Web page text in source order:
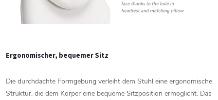
Ergonomischer, bequemerSitz
Die durchdachte Formgebung verleiht dem Stuhl eine ergonomische
Struktur, die dem Körper eine bequeme Sitzposition ermöglicht. Das